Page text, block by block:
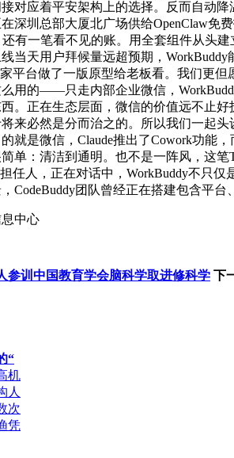
对应着平安架构上的选择。反而自动
深圳总部大厦北广场供给OpenClaw免
有一笔看不见的账。用全套组件从
当天用户拜候量远超预期，
平台做了一版原型给老板看。我们更
用的——只走内部企业微信，
。正在生态层面，微信的价值远不止
来必然是分而治之的。所以我们一起
就是微信，Claude推出了Cowork功能
单：清洁到通明。也不是一阵风，这
任人，正在对话中，WorkBuddy不只
CodeBuddy团队曾经正在搭建包含平
中心
参训中国教育学会脑科学取进修科学 下
“
机
人
次
凭